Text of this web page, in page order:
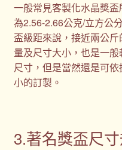
一般常見客製化水晶獎
為2.56-2.66公克/立方公
盃級距來說，接近兩公
量及尺寸大小，也是一
尺寸，但是當然還是可
小的訂製。
3.著名獎盃尺